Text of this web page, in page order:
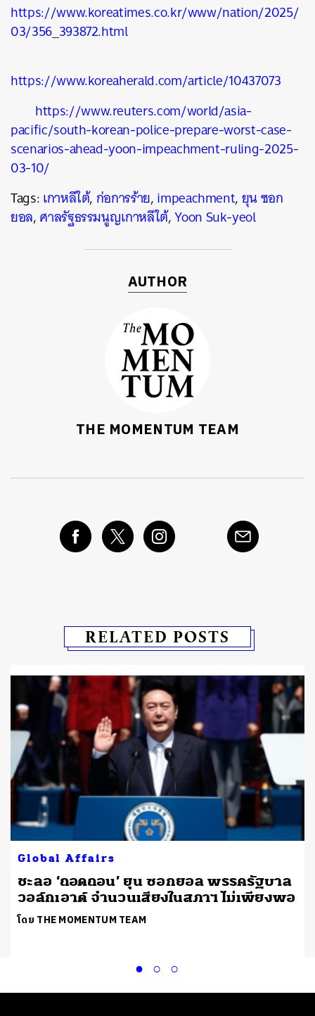
https://www.koreatimes.co.kr/www/nation/2025/
03/356_393872.html
https://www.koreaherald.com/article/10437073
https://www.reuters.com/world/asia-
pacific/south-korean-police-prepare-worst-case-
scenarios-ahead-yoon-impeachment-ruling-2025-
03-10/
Tags:เกาหลีใต้,ก่อการร้าย,impeachment,ยุน ซอก
ยอล,ศาลรัฐธรรมนูญเกาหลีใต้,Yoon Suk-yeol
AUTHOR
THE MOMENTUM TEAM
RELATED POSTS
Global Affairs
ชะลอ ‘ถอดถอน’ ยุน ซอกยอล พรรครัฐบาล
วอล์กเอาต์ จำนวนเสียงในสภาฯ ไม่เพียงพอ
โดย THE MOMENTUM TEAM